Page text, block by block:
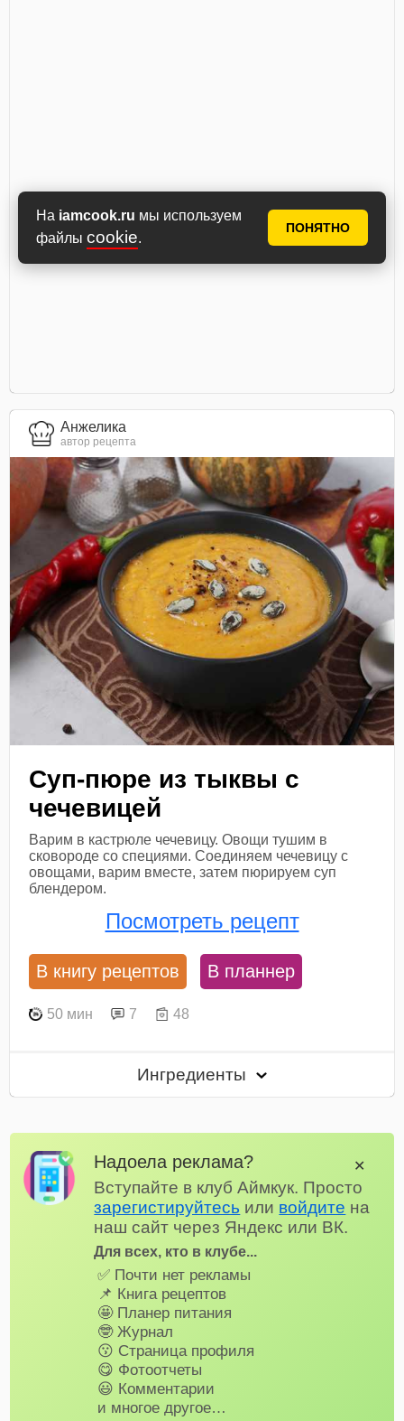
На iamcook.ru мы используем
файлы cookie.
ПОНЯТНО
Анжелика
автор рецепта
Суп-пюре из тыквы с
чечевицей
Варим в кастрюле чечевицу. Овощи тушим в
сковороде со специями. Соединяем чечевицу с
овощами, варим вместе, затем пюрируем суп
блендером.
Посмотреть рецепт
В книгу рецептов В планнер
50 мин 7 48
Ингредиенты
Надоела реклама?
Вступайте в клуб Аймкук. Просто
зарегистируйтесь или войдите на
наш сайт через Яндекс или ВК.
Для всех, кто в клубе...
✅ Почти нет рекламы
📌 Книга рецептов
🤩 Планер питания
🤓 Журнал
😗 Страница профиля
😋 Фотоотчеты
😃 Комментарии
и многое другое…
✕